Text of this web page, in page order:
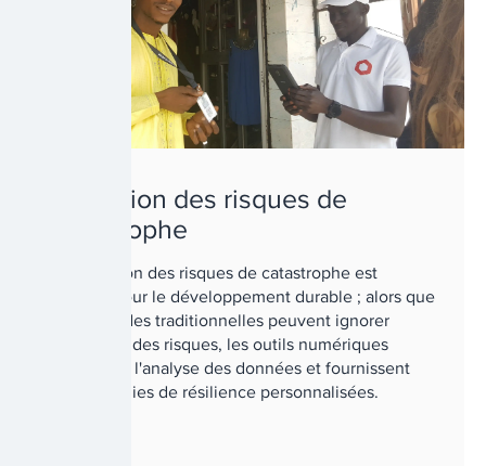
Réduction des risques de
catastrophe
La réduction des risques de catastrophe est
cruciale pour le développement durable ; alors que
les méthodes traditionnelles peuvent ignorer
l'évolution des risques, les outils numériques
améliorent l'analyse des données et fournissent
des stratégies de résilience personnalisées.